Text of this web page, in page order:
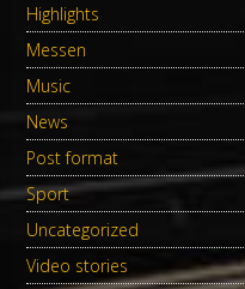
Highlights
Messen
Music
News
Post format
Sport
Uncategorized
Video stories